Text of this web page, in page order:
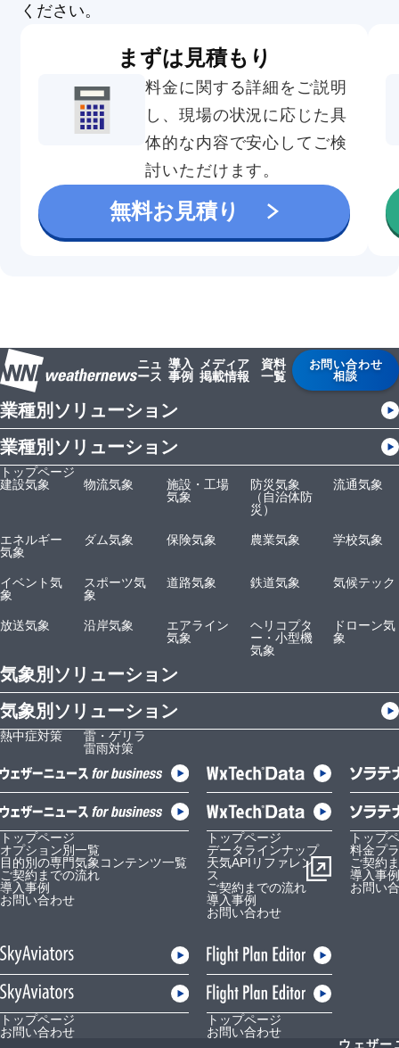
ください。
まずは見積もり
料金に関する詳細をご説明
し、現場の状況に応じた具
体的な内容で安心してご検
討いただけます。
無料お見積り
ニュ
ース
導入
事例
メディア
掲載情報
資料
一覧
お問い合わせ
相談
業種別ソリューション
業種別ソリューション
トップページ
建設気象
物流気象
施設・工場
気象
防災気象
（自治体防
災）
流通気象
エネルギー
気象
ダム気象 保険気象 農業気象 学校気象
イベント気
象
スポーツ気
象
道路気象 鉄道気象 気候テック
放送気象 沿岸気象
エアライン
気象
ヘリコプタ
ー・小型機
気象
ドローン気
象
気象別ソリューション
気象別ソリューション
熱中症対策
雷・ゲリラ
雷雨対策
トップページ
オプション別一覧
目的別の専門気象コンテンツ一覧
ご契約までの流れ
導入事例
お問い合わせ
トップページ
データラインナップ
天気APIリファレン
ス
ご契約までの流れ
導入事例
お問い合わせ
トップ
料金プ
ご契約
導入事
お問い
トップページ
お問い合わせ
トップページ
お問い合わせ
ウェザー